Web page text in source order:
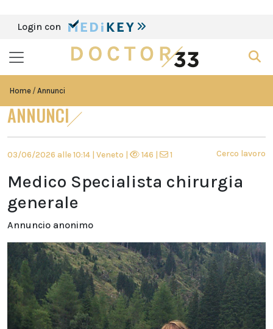
Login con
Home Annunci
ANNUNCI
03/06/2026 alle 10:14 | Veneto | 146 | 1 Cerco lavoro
Medico Specialista chirurgia
generale
Annuncio anonimo